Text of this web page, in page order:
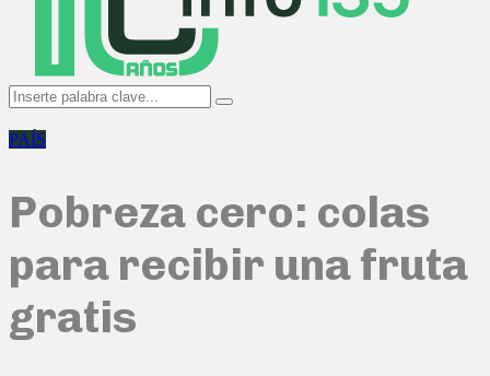
Search
for:
Search
PAÍS
Pobreza cero: colas
para recibir una fruta
gratis